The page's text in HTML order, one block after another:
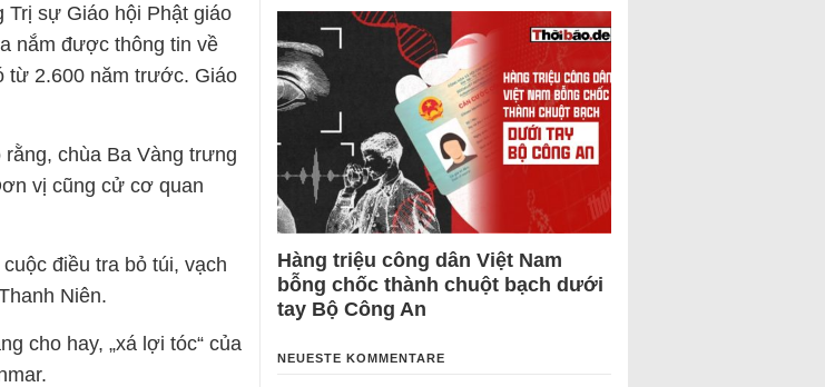
sự Giáo hội Phật giáo
nắm được thông tin về
từ 2.600 năm trước. Giáo
chùa Ba Vàng trưng
vị cũng cử cơ quan
điều tra bỏ túi, vạch
Niên.
cho hay, „xá lợi tóc“ của
Hàng triệu công dân Việt Nam
bỗng chốc thành chuột bạch dưới
tay Bộ Công An
NEUESTE KOMMENTARE